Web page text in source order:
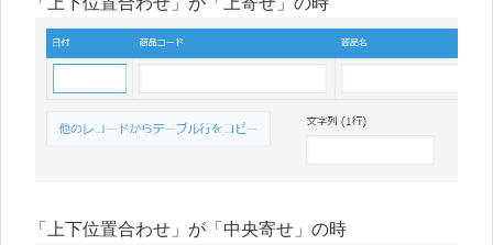
「上下位置合わせ」が「中央寄せ」の時